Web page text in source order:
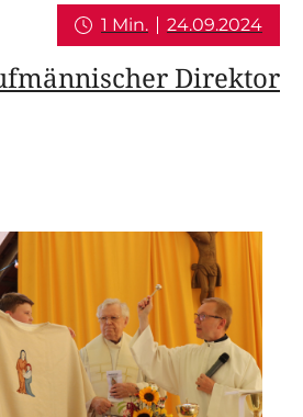
1 Min. 24.09.2024
Direktor